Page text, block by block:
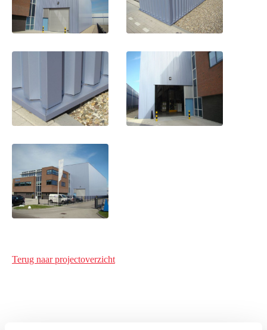
Terug naar projectoverzicht